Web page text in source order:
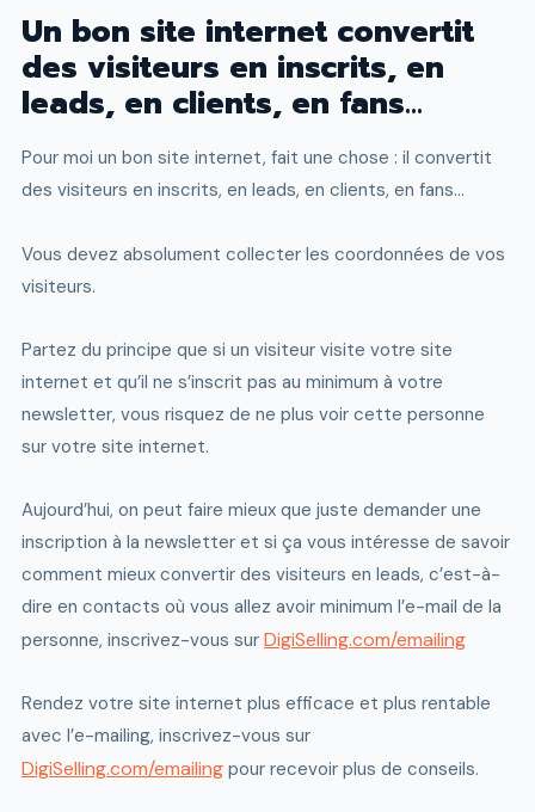
Un bon site internet convertit
des visiteurs en inscrits, en
leads, en clients, en fans…
Pour moi un bon site internet, fait une chose : il convertit
des visiteurs en inscrits, en leads, en clients, en fans…
Vous devez absolument collecter les coordonnées de vos
visiteurs.
Partez du principe que si un visiteur visite votre site
internet et qu’il ne s’inscrit pas au minimum à votre
newsletter, vous risquez de ne plus voir cette personne
sur votre site internet.
Aujourd’hui, on peut faire mieux que juste demander une
inscription à la newsletter et si ça vous intéresse de savoir
comment mieux convertir des visiteurs en leads, c’est-à-
dire en contacts où vous allez avoir minimum l’e-mail de la
personne, inscrivez-vous sur DigiSelling.com/emailing
Rendez votre site internet plus efficace et plus rentable
avec l’e-mailing, inscrivez-vous sur
DigiSelling.com/emailing pour recevoir plus de conseils.